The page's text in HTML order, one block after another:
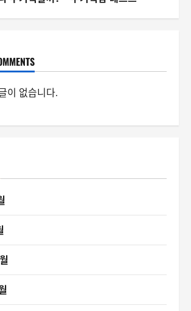
이 없습니다.